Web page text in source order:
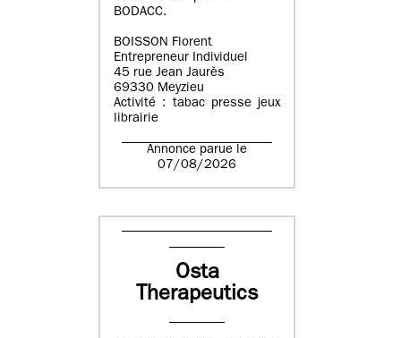
BODACC.
BOISSON Florent
Entrepreneur Individuel
45 rue Jean Jaurès
69330 Meyzieu
Activité : tabac presse jeux
librairie
Annonce parue le
07/08/2026
Osta
Therapeutics